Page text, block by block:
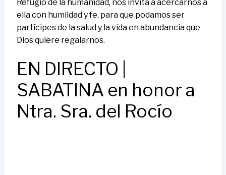
Refugio de la humanidad, nos invita a acercarnos a
ella con humildad y fe, para que podamos ser
partícipes de la salud y la vida en abundancia que
Dios quiere regalarnos.
EN DIRECTO |
SABATINA en honor a
Ntra. Sra. del Rocío